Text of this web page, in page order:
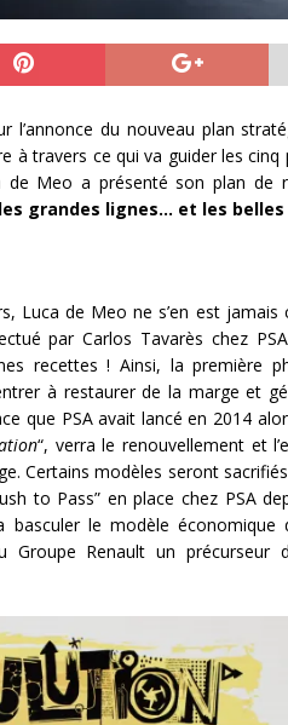
du nouveau plan
à travers ce qui va guider les cinq
Meo a présenté son plan de
les grandes lignes… et les
Luca de Meo ne s’en est jamais
par Carlos Tavarès chez
recettes ! Ainsi, la première
à restaurer de la marge et
que PSA avait lancé en 2014
“, verra le renouvellement et
Certains modèles seront
to Pass” en place chez PSA
basculer le modèle économique
Groupe Renault un précurseur